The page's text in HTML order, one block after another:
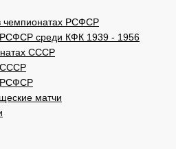
чемпионатах РСФСР
среди КФК 1939 - 1956
СССР
СССР
РСФСР
матчи